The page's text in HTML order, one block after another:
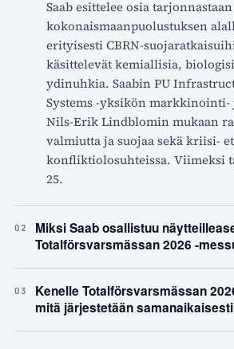
Saab esittelee osia
kokonaismaanpuolustuksen
erityisesti CBRN-
käsittelevät kemiallisia,
ydinuhkia. Saabin PU
Systems -yksikön
Nils-Erik Lindblomin mukaan
valmiutta ja suojaa sekä kriisi-
konfliktiolosuhteissa. Viimeksi
25.
02
Miksi Saab osallistuu
Totalförsvarsmässan 2026 -
03
Kenelle Totalförsvarsmässan
mitä järjestetään